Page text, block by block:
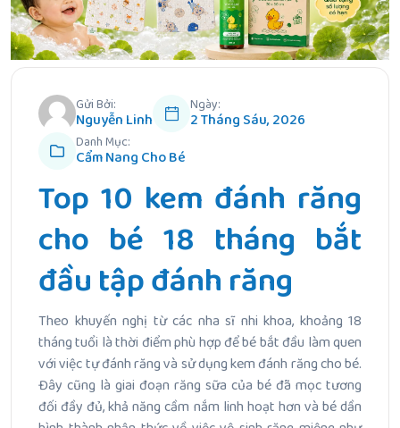
Gửi Bởi:
Nguyễn Linh
Ngày:
2 Tháng Sáu, 2026
Danh Mục:
Cẩm Nang Cho Bé
Top 10 kem đánh răng
cho bé 18 tháng bắt
đầu tập đánh răng
Theo khuyến nghị từ các nha sĩ nhi khoa, khoảng 18
tháng tuổi là thời điểm phù hợp để bé bắt đầu làm quen
với việc tự đánh răng và sử dụng kem đánh răng cho bé.
Đây cũng là giai đoạn răng sữa của bé đã mọc tương
đối đầy đủ, khả năng cầm nắm linh hoạt hơn và bé dần